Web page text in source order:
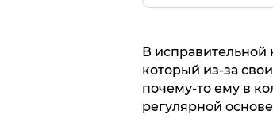
В исправительной
который из-за
почему-то ему в
регулярной